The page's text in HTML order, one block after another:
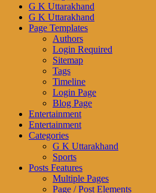
G K Uttarakhand
G K Uttarakhand
Page Templates
Authors
Login Required
Sitemap
Tags
Timeline
Login Page
Blog Page
Entertainment
Entertainment
Categories
G K Uttarakhand
Sports
Posts Features
Multiple Pages
Page / Post Elements